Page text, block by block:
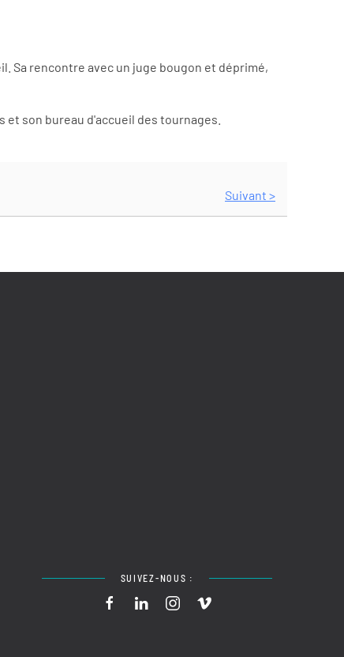
Sa rencontre avec un juge bougon et déprimé,
et son bureau d'accueil des tournages.
Suivant >
SUIVEZ-NOUS :